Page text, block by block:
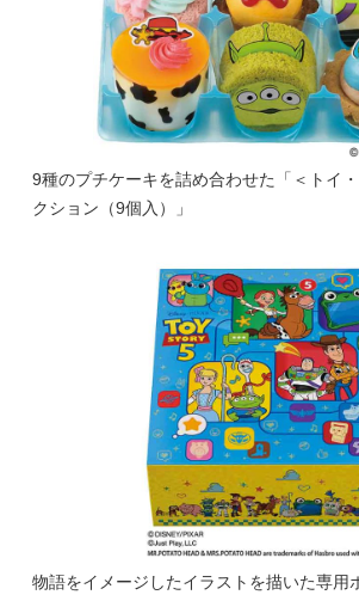
9種のプチケーキを詰め合わせた「＜トイ
クション（9個入）」
物語をイメージしたイラストを描いた専用